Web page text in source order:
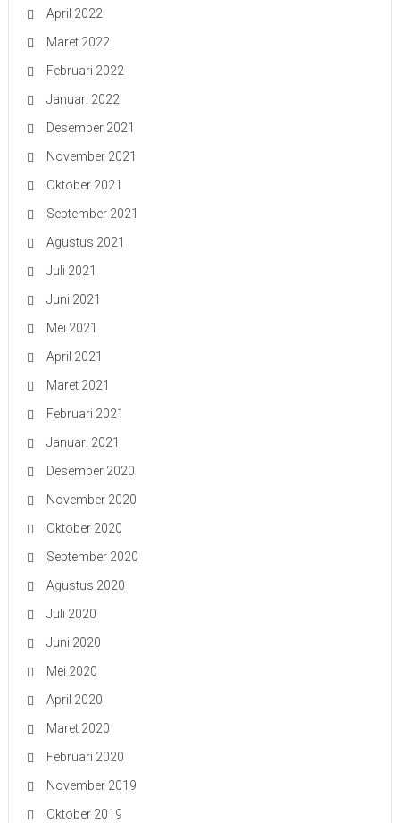
April 2022
Maret 2022
Februari 2022
Januari 2022
Desember 2021
November 2021
Oktober 2021
September 2021
Agustus 2021
Juli 2021
Juni 2021
Mei 2021
April 2021
Maret 2021
Februari 2021
Januari 2021
Desember 2020
November 2020
Oktober 2020
September 2020
Agustus 2020
Juli 2020
Juni 2020
Mei 2020
April 2020
Maret 2020
Februari 2020
November 2019
Oktober 2019